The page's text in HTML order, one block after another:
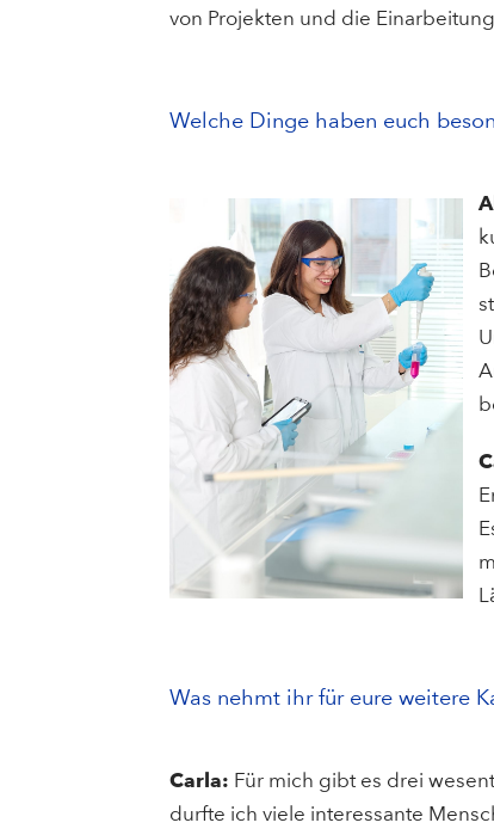
von Projekten und die
Welche Dinge haben euch
Was nehmt ihr für eure weitere
Carla: Für mich gibt es drei
durfte ich viele interessante